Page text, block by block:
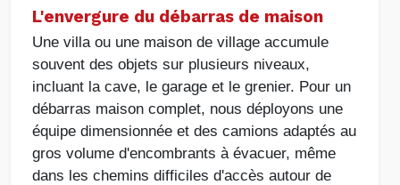
L'envergure du débarras de maison
Une villa ou une maison de village accumule
souvent des objets sur plusieurs niveaux,
incluant la cave, le garage et le grenier. Pour un
débarras maison complet, nous déployons une
équipe dimensionnée et des camions adaptés au
gros volume d'encombrants à évacuer, même
dans les chemins difficiles d'accès autour de